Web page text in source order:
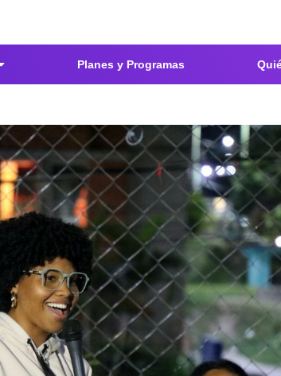
Planes y Programas